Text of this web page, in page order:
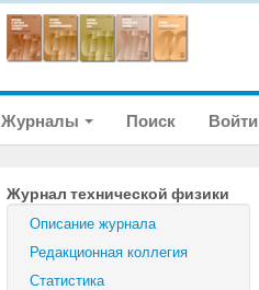
Журналы Поиск Войти
Журнал технической физики
Описание журнала
Редакционная коллегия
Статистика